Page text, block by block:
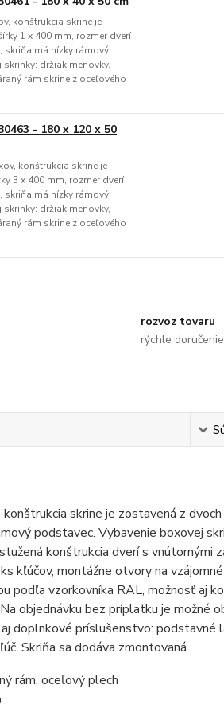
konštrukcia skrine je
1 x 400 mm, rozmer dverí
skriňa má nízky rámový
držiak menovky,
rám skrine z oceľového
- 180 x 120 x 50
konštrukcia skrine je
3 x 400 mm, rozmer dverí
skriňa má nízky rámový
držiak menovky,
rám skrine z oceľového
rozvoz tovaru
rýchle doručenie
skrine je zostavená z
podstavec. Vybavenie boxovej
konštrukcia dverí s vnútornými
kľúčov, montážne otvory na
podľa vzorkovníka RAL, možnosť aj
objednávku bez príplatku je možné
doplnkové príslušenstvo:
Skriňa sa dodáva zmontovaná.
rám, oceľový plech